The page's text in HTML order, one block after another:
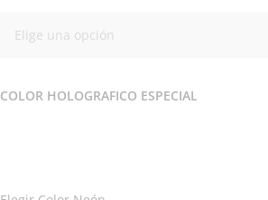
COLOR HOLOGRAFICO ESPECIAL